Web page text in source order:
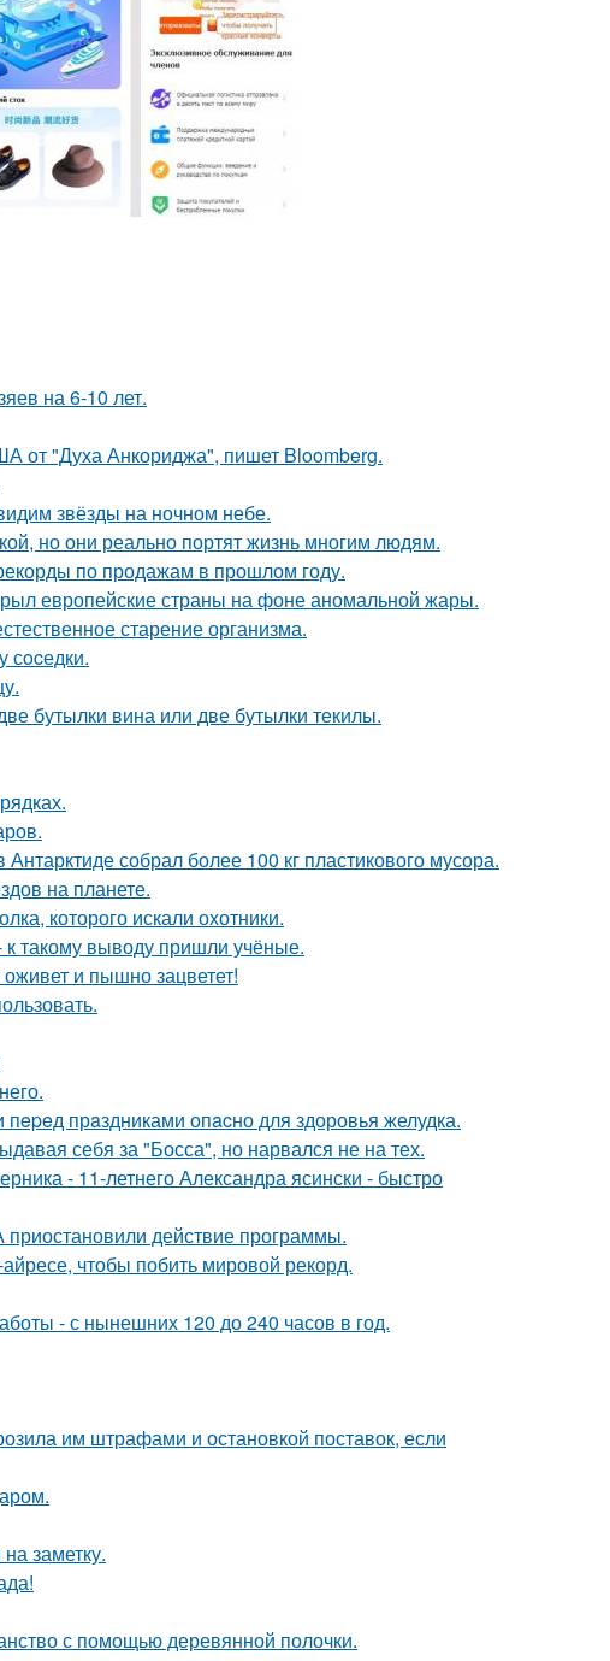
на 6-10 лет.
от "Духа Анкориджа", пишет Bloomberg.
звёзды на ночном небе.
но они реально портят жизнь многим людям.
по продажам в прошлом году.
европейские страны на фоне аномальной жары.
старение организма.
сocедки.
бутылки вина или две бутылки текилы.
собрал более 100 кг пластикового мусора.
на планете.
которого искали охотники.
такому выводу пришли учёные.
и пышно зацветет!
прaздниками опacно для здоровья желудка.
себя за "Босса", но нарвался не на тех.
- 11-летнего Александра ясински - быстро
действие программы.
чтобы побить мировой рекорд.
- с нынешних 120 до 240 часов в год.
им штрафами и остановкой поставок, если
заметку.
с помощью деревянной полочки.